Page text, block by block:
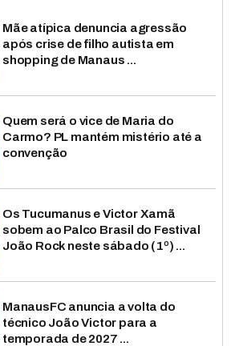
Mãe atípica denuncia agressão
após crise de filho autista em
shopping de Manaus ...
Quem será o vice de Maria do
Carmo? PL mantém mistério até a
convenção
Os Tucumanus e Victor Xamã
sobem ao Palco Brasil do Festival
João Rock neste sábado (1º) ...
ManausFC anuncia a volta do
técnico João Victor para a
temporada de 2027 ...